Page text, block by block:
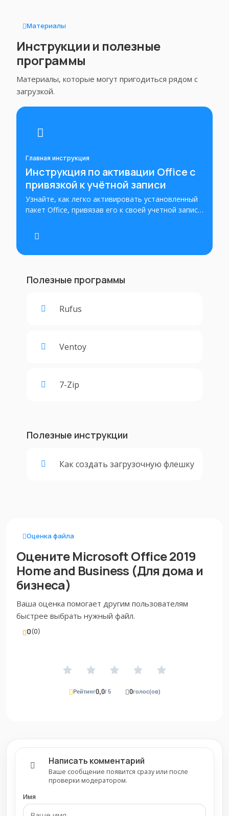
Материалы
Инструкции и полезные
программы
Материалы, которые могут пригодиться рядом с
загрузкой.
Главная инструкция
Инструкция по активации Office с
привязкой к учётной записи
Узнайте, как легко активировать установленный
пакет Office, привязав его к своей учетной записи
успешно активировать Office и получить полный
доступ ко всем его функциям.
Полезные программы
Rufus
Ventoy
7-Zip
Полезные инструкции
Как создать загрузочную флешку
Оценка файла
Оцените Microsoft Office 2019
Home and Business (Для дома и
бизнеса)
Ваша оценка помогает другим пользователям
быстрее выбрать нужный файл.
0(0)
Рейтинг0,0/ 5 0голос(ов)
Написать комментарий
Ваше сообщение появится сразу или после
проверки модератором.
Имя